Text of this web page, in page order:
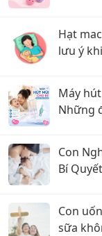
Hạt
lưu ý
Máy
Những
Con
Bí
Con
sữa